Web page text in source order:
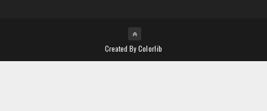
Created ByColorlib